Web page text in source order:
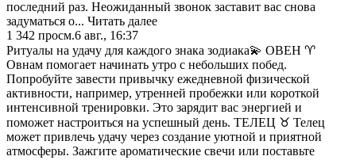
последний раз. Неожиданный звонок заставит вас снова
задуматься о... Читать далее
1 342 просм.6 авг., 16:37
Ритуалы на удачу для каждого знака зодиака💫 ОВЕН ♈️
Овнам помогает начинать утро с небольших побед.
Попробуйте завести привычку ежедневной физической
активности, например, утренней пробежки или короткой
интенсивной тренировки. Это зарядит вас энергией и
поможет настроиться на успешный день. ТЕЛЕЦ ♉️ Телец
может привлечь удачу через создание уютной и приятной
атмосферы. Зажгите ароматические свечи или поставьте